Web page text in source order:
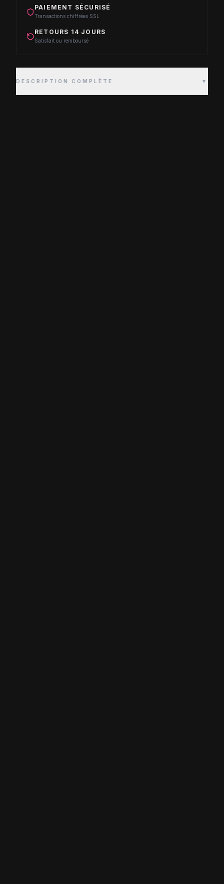
PAIEMENT SÉCURISÉ
Transactions chiffrées SSL
RETOURS 14 JOURS
Satisfait ou remboursé
DESCRIPTION COMPLÈTE ▼